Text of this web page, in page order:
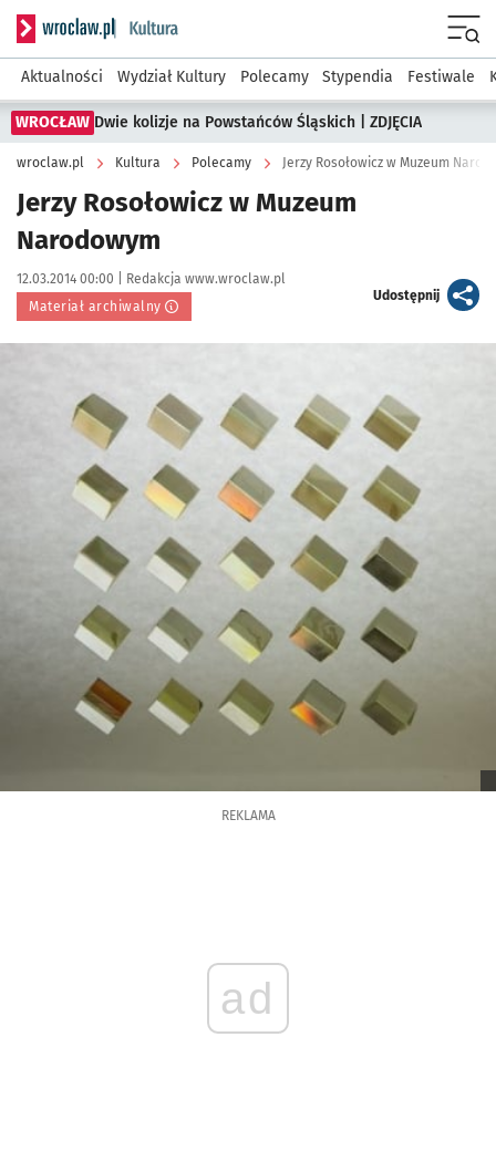
Serwis informacyjny wroclaw.pl podserwis: Kultura
Aktualności Wydział Kultury Polecamy Stypendia Festiwale
WROCŁAW Dwie kolizje na Powstańców Śląskich | ZDJĘCIA
wroclaw.pl Kultura Polecamy Jerzy Rosołowicz w Muzeum
Jerzy Rosołowicz w Muzeum
Narodowym
Data publikacji:
12.03.2014 00:00 | Autor:
Redakcja www.wroclaw.pl
Materiał archiwalny
Udostępnijartykuł
REKLAMA
ad